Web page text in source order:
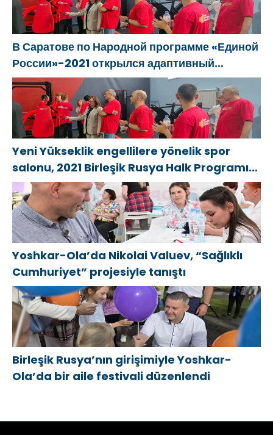
В Саратове по Народной программе «Единой
России»-2021 открылся адаптивный
спортзал «Новая высота»
Yeni Yükseklik engellilere yönelik spor
salonu, 2021 Birleşik Rusya Halk Programı
kapsamında Saratov’da açıldı
Yoshkar-Ola’da Nikolai Valuev, “Sağlıklı
Cumhuriyet” projesiyle tanıştı
Birleşik Rusya’nın girişimiyle Yoshkar-
Ola’da bir aile festivali düzenlendi